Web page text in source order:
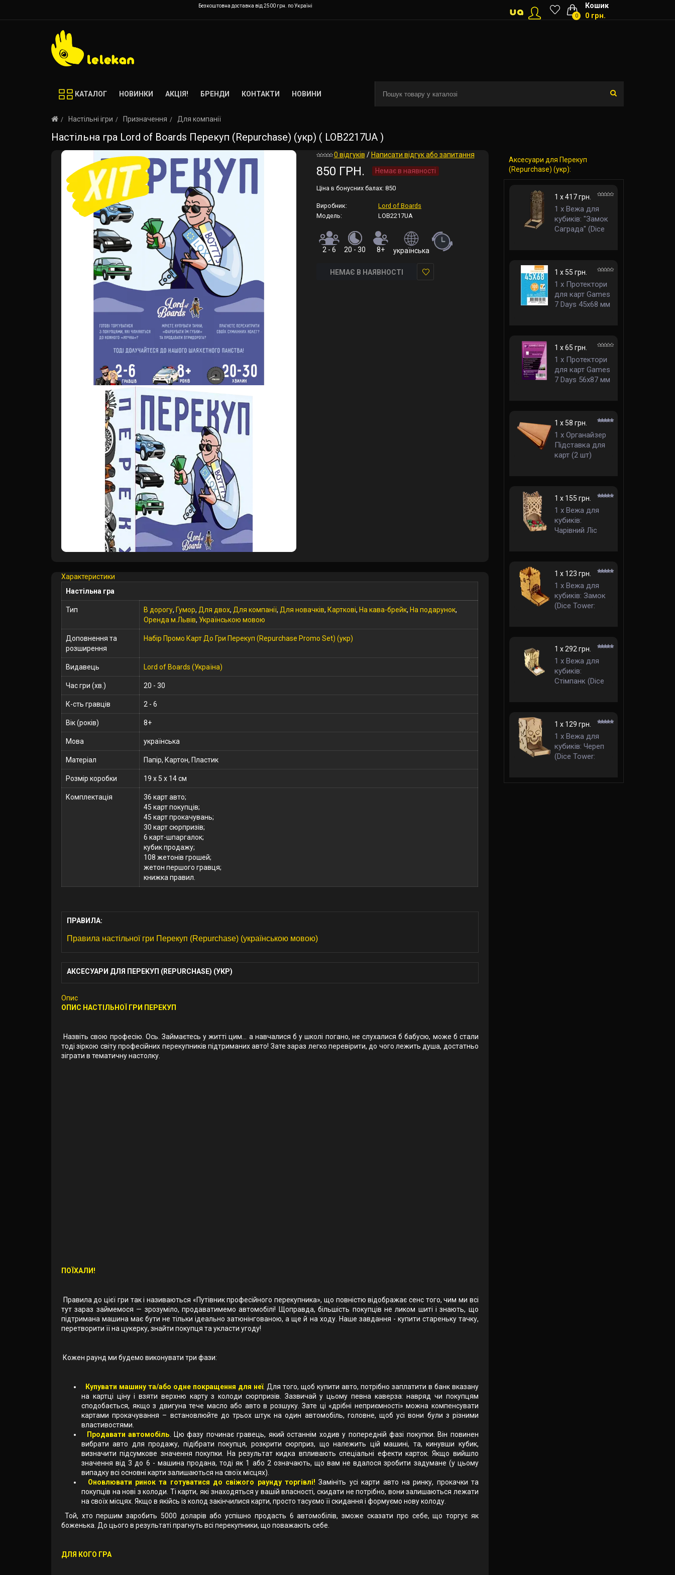
Безкоштовна доставка від 2500 грн. по Україні Кошик
0 0 грн.
КАТАЛОГ НОВИНКИ АКЦІЯ! БРЕНДИ КОНТАКТИ НОВИНИ
Настільні ігри Призначення Для компанії
Настільна гра Lord of Boards Перекуп (Repurchase) (укр) ( LOB2217UA )
0 відгуків / Написати відгук або запитання
850 ГРН. Немає в наявності
Ціна в бонусних балах: 850
Виробник:
Lord of Boards
Модель:
LOB2217UA
2 - 6 20 - 30 8+ українська
НЕМАЄ В НАЯВНОСТІ
Характеристики
Настільна гра
Тип В дорогу, Гумор, Для двох, Для компанії, Для новачків, Карткові, На кава-брейк, На подарунок,
Оренда м.Львів, Українською мовою
Доповнення та
розширення
Набір Промо Карт До Гри Перекуп (Repurchase Promo Set) (укр)
Видавець Lord of Boards (Україна)
Час гри (хв.) 20 - 30
К-сть гравців 2 - 6
Вік (років) 8+
Мова українська
Матеріал Папір, Картон, Пластик
Розмір коробки 19 x 5 x 14 см
Комплектація
36 карт авто;
45 карт покупців;
45 карт прокачувань;
30 карт сюрпризів;
6 карт-шпаргалок;
кубик продажу;
108 жетонів грошей;
жетон першого гравця;
книжка правил.
ПРАВИЛА:
Правила настільної гри Перекуп (Repurchase) (українською мовою)
АКСЕСУАРИ ДЛЯ ПЕРЕКУП (REPURCHASE) (УКР)
Опис
ОПИС НАСТІЛЬНОЇ ГРИ ПЕРЕКУП
Назвіть свою професію. Ось. Займаєтесь у житті цим… а навчалися б у школі погано, не слухалися б бабусю, може б стали
тоді зіркою світу професійних перекупників підтриманих авто! Зате зараз легко перевірити, до чого лежить душа, достатньо
зіграти в тематичну настолку.
ПОЇХАЛИ!
Правила до цієї гри так і називаються «Путівник професійного перекупника», що повністю відображає сенс того, чим ми всі
тут зараз займемося — зрозуміло, продаватимемо автомобілі! Щоправда, більшість покупців не ликом шиті і знають, що
підтримана машина має бути не тільки ідеально затюнінгованою, а ще й на ходу. Наше завдання - купити стареньку тачку,
перетворити її на цукерку, знайти покупця та укласти угоду!
Кожен раунд ми будемо виконувати три фази:
Купувати машину та/або одне покращення для неї. Для того, щоб купити авто, потрібно заплатити в банк вказану
на картці ціну і взяти верхню карту з колоди сюрпризів. Зазвичай у цьому певна каверза: навряд чи покупцям
сподобається, якщо з двигуна тече масло або авто в розшуку. Зате ці «дрібні неприємності» можна компенсувати
картами прокачування – встановлюйте до трьох штук на один автомобіль, головне, щоб усі вони були з різними
властивостями.
Продавати автомобіль . Цю фазу починає гравець, який останнім ходив у попередній фазі покупки. Він повинен
вибрати авто для продажу, підібрати покупця, розкрити сюрприз, що належить цій машині, та, кинувши кубик,
визначити підсумкове значення покупки. На результат кидка впливають спеціальні ефекти карток. Якщо вийшло
значення від 3 до 6 - машина продана, тоді як 1 або 2 означають, що вам не вдалося зробити задумане (у цьому
випадку всі основні карти залишаються на своїх місцях).
Оновлювати ринок та готуватися до свіжого раунду торгівлі!Замініть усі карти авто на ринку, прокачки та
покупців на нові з колоди. Ті карти, які знаходяться у вашій власності, скидати не потрібно, вони залишаються лежати
на своїх місцях. Якщо в якійсь із колод закінчилися карти, просто тасуємо її скидання і формуємо нову колоду.
Той, хто першим заробить 5000 доларів або успішно продасть 6 автомобілів, зможе сказати про себе, що торгує як
боженька. До цього в результаті прагнуть всі перекупники, що поважають себе.
ДЛЯ КОГО ГРА
Аксесуари для Перекуп
(Repurchase) (укр):
1 x 417 грн.
1 x Вежа для
кубиків: "Замок
Саграда" (Dice
1 x 55 грн.
1 x Протектори
для карт Games
7 Days 45x68 мм
1 x 65 грн.
1 x Протектори
для карт Games
7 Days 56x87 мм
1 x 58 грн.
1 x Органайзер
Підставка для
карт (2 шт)
1 x 155 грн.
1 x Вежа для
кубиків:
Чарівний Ліс
1 x 123 грн.
1 x Вежа для
кубиків: Замок
(Dice Tower:
1 x 292 грн.
1 x Вежа для
кубиків:
Стімпанк (Dice
1 x 129 грн.
1 x Вежа для
кубиків: Череп
(Dice Tower: